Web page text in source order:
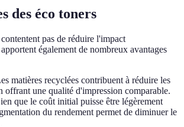
des éco toners
pas de réduire l'impact
également de nombreux avantages
matières recyclées contribuent à réduire les
offrant une qualité d'impression comparable.
que le coût initial puisse être légèrement
du rendement permet de diminuer le